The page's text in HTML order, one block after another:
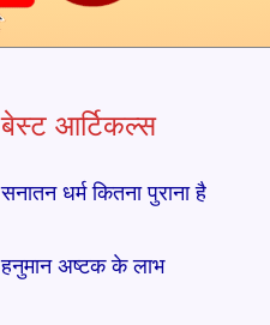
बेस्ट आर्टिकल्स
सनातन धर्म कितना पुराना है
हनुमान अष्टक के लाभ